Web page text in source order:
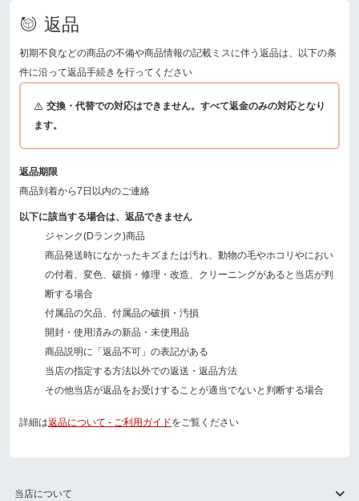
返品
初期不良などの商品の不備や商品情報の記載ミスに伴う返品は、以下の条
件に沿って返品手続きを行ってください
交換・代替での対応はできません。すべて返金のみの対応となり
ます。
返品期限
商品到着から7日以内のご連絡
以下に該当する場合は、返品できません
ジャンク(Dランク)商品
商品発送時になかったキズまたは汚れ、動物の毛やホコリやにおい
の付着、変色、破損・修理・改造、クリーニングがあると当店が判
断する場合
付属品の欠品、付属品の破損・汚損
開封・使用済みの新品・未使用品
商品説明に「返品不可」の表記がある
当店の指定する方法以外での返送・返品方法
その他当店が返品をお受けすることが適当でないと判断する場合
詳細は返品について - ご利用ガイドをご覧ください
当店について